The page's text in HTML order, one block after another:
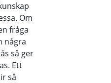
Om
fråga
några
så ger
Ett
så